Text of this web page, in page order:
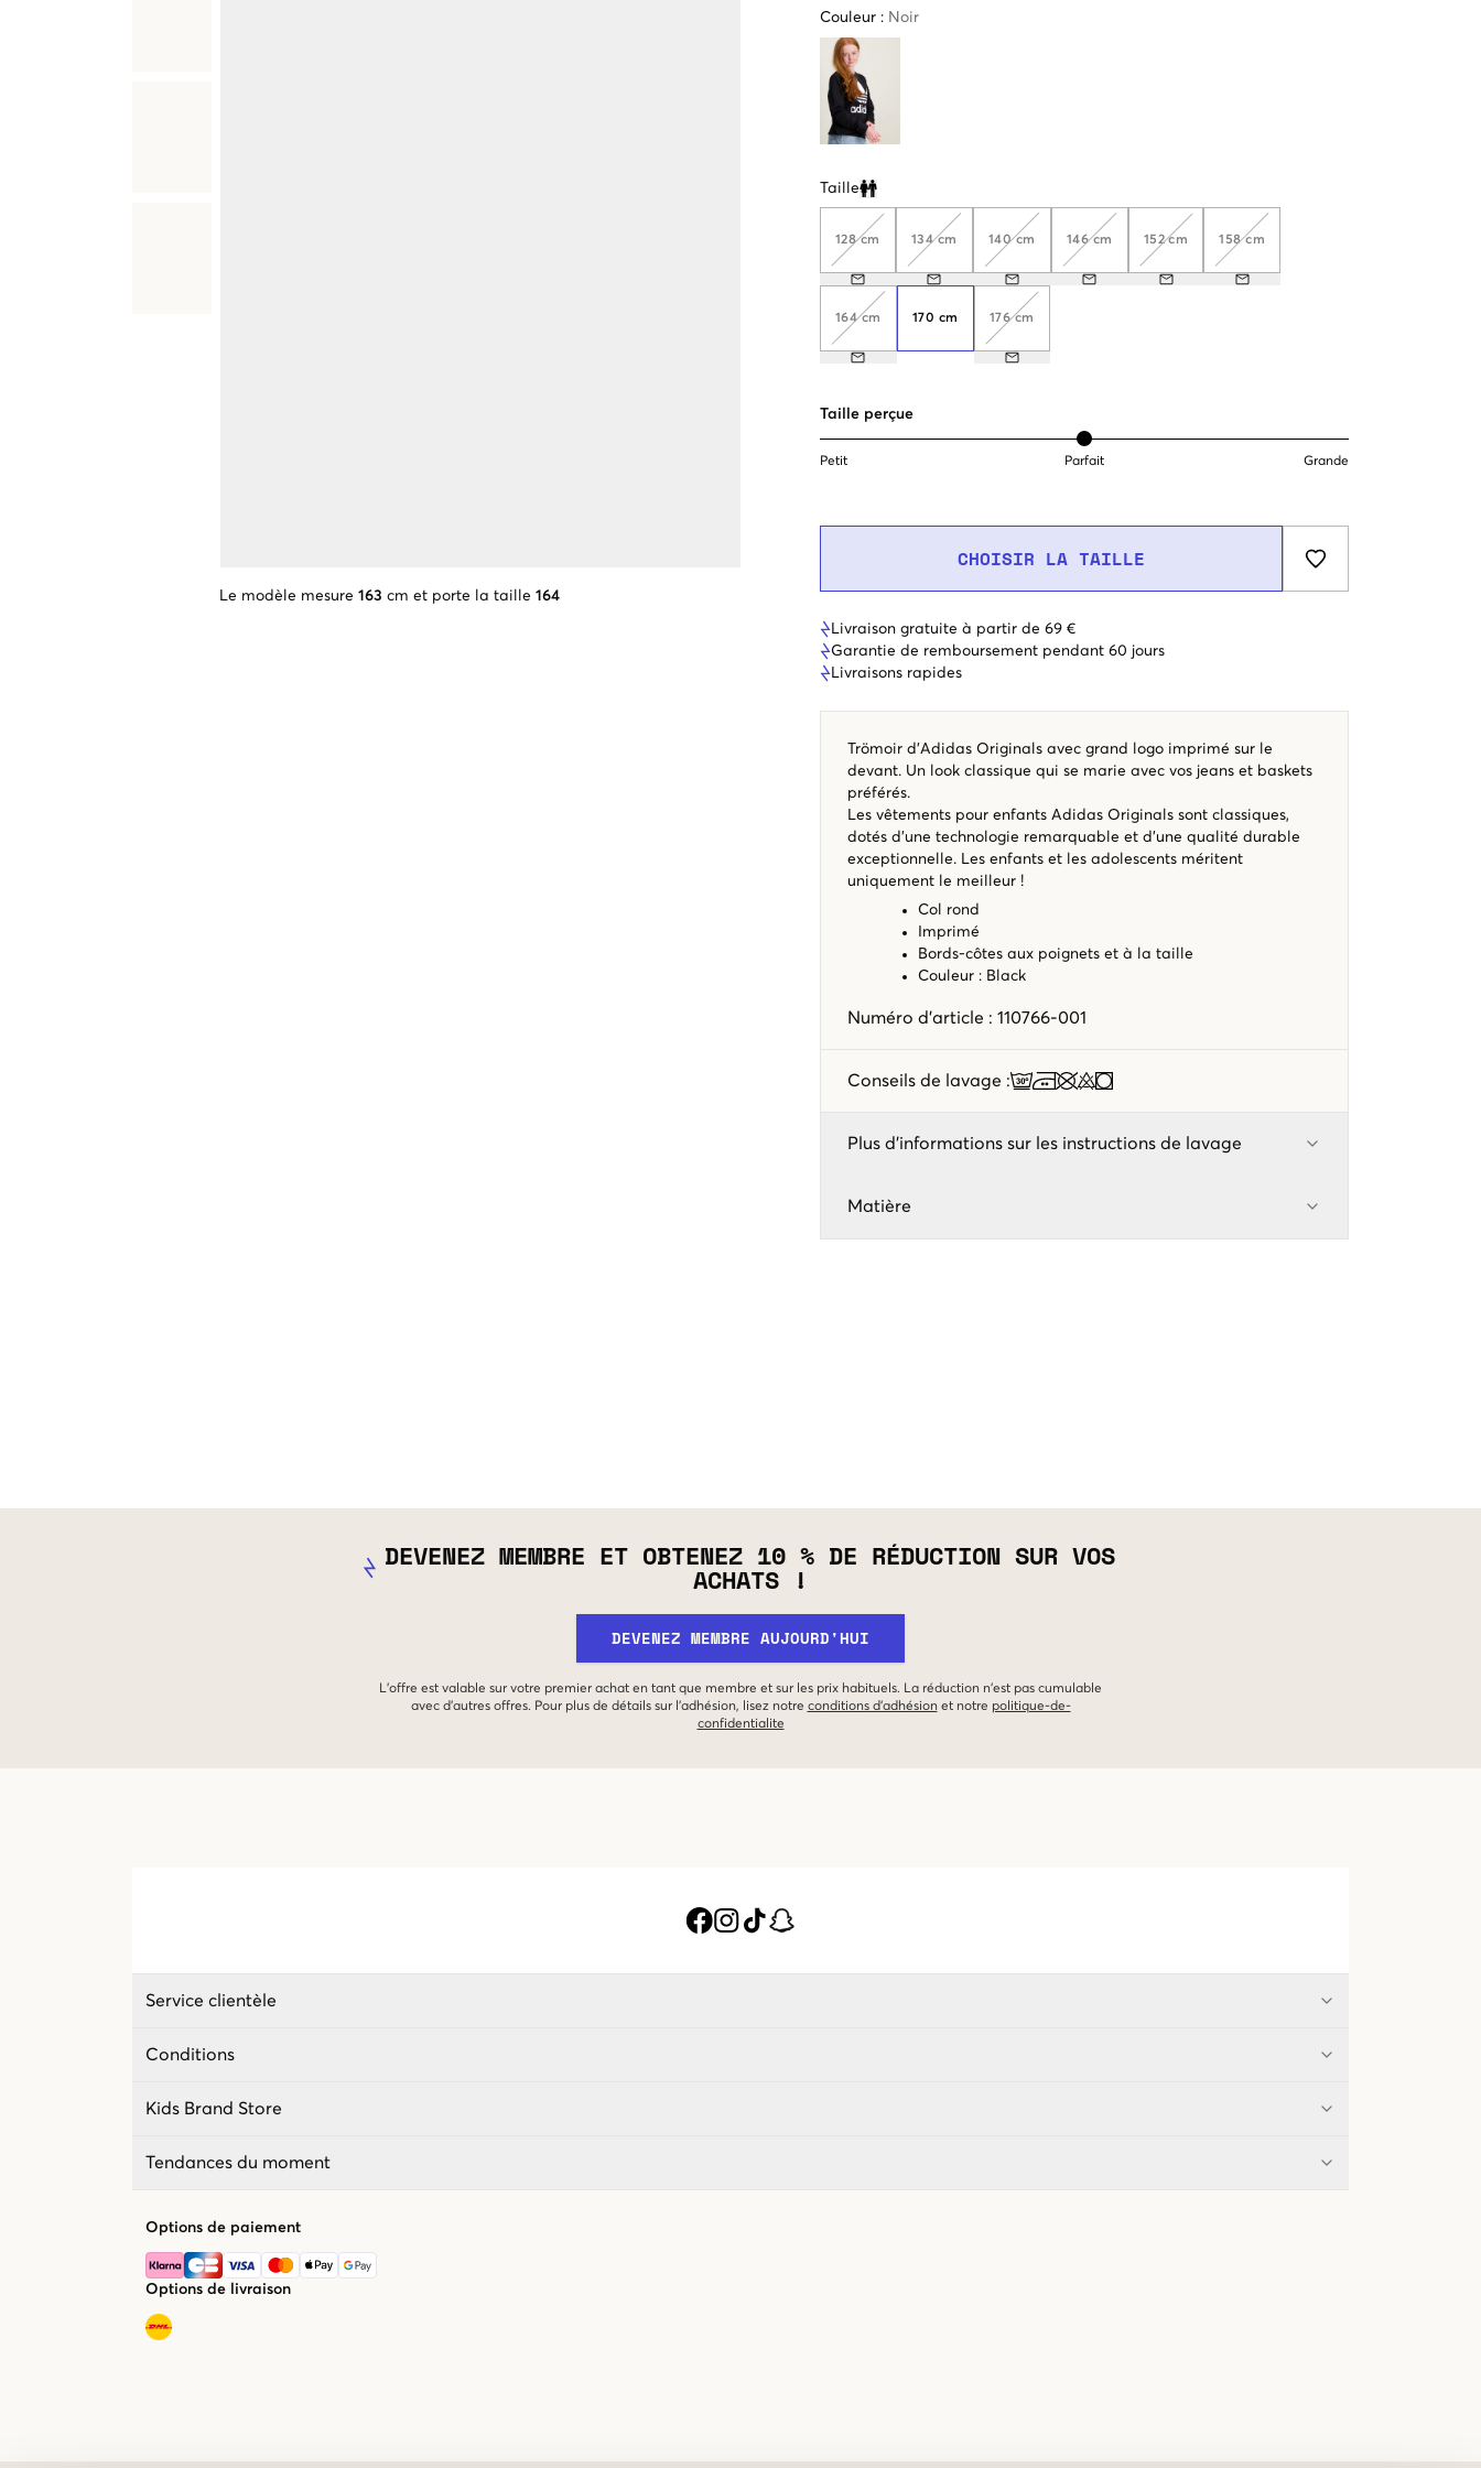
Le modèle mesure 163 cm et porte la taille 164
Couleur : Noir
Taille
Clone modal
128 cm 134 cm 140 cm 146 cm 152 cm 158 cm
164 cm 170 cm 176 cm
Taille perçue
Petit Parfait Grande
CHOISIR LA TAILLE
Livraison gratuite à partir de 69 €
Garantie de remboursement pendant 60 jours
Livraisons rapides
Trömoir d'Adidas Originals avec grand logo imprimé sur le
devant. Un look classique qui se marie avec vos jeans et baskets
préférés.
Les vêtements pour enfants Adidas Originals sont classiques,
dotés d'une technologie remarquable et d'une qualité durable
exceptionnelle. Les enfants et les adolescents méritent
uniquement le meilleur !
Col rond
Imprimé
Bords-côtes aux poignets et à la taille
Couleur : Black
Numéro d'article : 110766-001
Conseils de lavage :
Plus d'informations sur les instructions de lavage
Matière
DEVENEZ MEMBRE ET OBTENEZ 10 % DE RÉDUCTION SUR VOS
ACHATS !
DEVENEZ MEMBRE AUJOURD'HUI
L'offre est valable sur votre premier achat en tant que membre et sur les prix habituels. La réduction n'est pas cumulable
avec d'autres offres. Pour plus de détails sur l'adhésion, lisez notre conditions d'adhésion et notre politique-de-
confidentialite
Service clientèle
Conditions
Kids Brand Store
Tendances du moment
Options de paiement
Options de livraison